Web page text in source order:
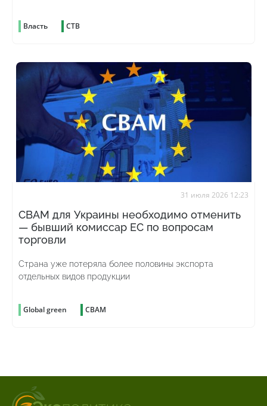
Власть СТВ
31 июля 2026 12:23
CBAM для Украины необходимо отменить
— бывший комиссар ЕС по вопросам
торговли
Страна уже потеряла более половины экспорта
отдельных видов продукции
Global green CBAM